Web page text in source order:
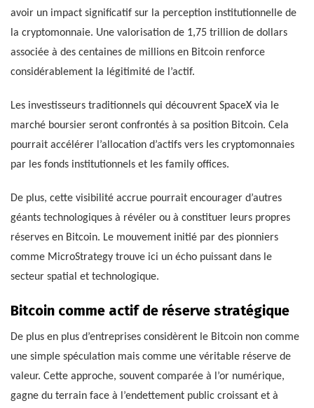
avoir un impact significatif sur la perception institutionnelle de
la cryptomonnaie. Une valorisation de 1,75 trillion de dollars
associée à des centaines de millions en Bitcoin renforce
considérablement la légitimité de l’actif.
Les investisseurs traditionnels qui découvrent SpaceX via le
marché boursier seront confrontés à sa position Bitcoin. Cela
pourrait accélérer l’allocation d’actifs vers les cryptomonnaies
par les fonds institutionnels et les family offices.
De plus, cette visibilité accrue pourrait encourager d’autres
géants technologiques à révéler ou à constituer leurs propres
réserves en Bitcoin. Le mouvement initié par des pionniers
comme MicroStrategy trouve ici un écho puissant dans le
secteur spatial et technologique.
Bitcoin comme actif de réserve stratégique
De plus en plus d’entreprises considèrent le Bitcoin non comme
une simple spéculation mais comme une véritable réserve de
valeur. Cette approche, souvent comparée à l’or numérique,
gagne du terrain face à l’endettement public croissant et à